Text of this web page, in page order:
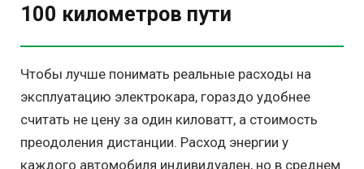
100 километров пути
Чтобы лучше понимать реальные расходы на
эксплуатацию электрокара, гораздо удобнее
считать не цену за один киловатт, а стоимость
преодоления дистанции. Расход энергии у
каждого автомобиля индивидуален, но в среднем